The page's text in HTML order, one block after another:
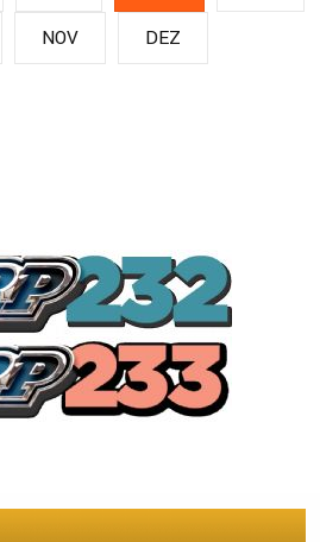
NOV DEZ
2021 #232
à 05/08/2021
2021 #233